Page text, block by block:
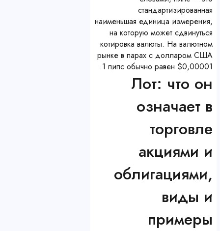
стандартизированная
наименьшая единица измерения,
на которую может сдвинуться
котировка валюты. На валютном
рынке в парах с долларом США
1 пипс обычно равен $0,00001.
Лот: что он
означает в
торговле
акциями и
облигациями,
виды и
примеры